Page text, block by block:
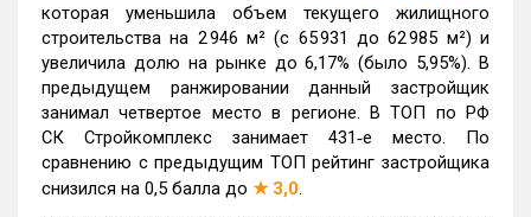
которая уменьшила объем текущего жилищного
строительства на 2 946 м² (с 65 931 до 62 985 м²) и
увеличила долю на рынке до 6,17% (было 5,95%). В
предыдущем ранжировании данный застройщик
занимал четвертое место в регионе. В ТОП по РФ
СК Стройкомплекс занимает 431‑е место. По
сравнению с предыдущим ТОП рейтинг застройщика
снизился на 0,5 балла до ★3,0.